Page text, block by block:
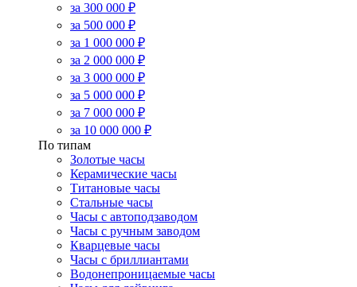
за 300 000 ₽
за 500 000 ₽
за 1 000 000 ₽
за 2 000 000 ₽
за 3 000 000 ₽
за 5 000 000 ₽
за 7 000 000 ₽
за 10 000 000 ₽
По типам
Золотые часы
Керамические часы
Титановые часы
Стальные часы
Часы с автоподзаводом
Часы с ручным заводом
Кварцевые часы
Часы с бриллиантами
Водонепроницаемые часы